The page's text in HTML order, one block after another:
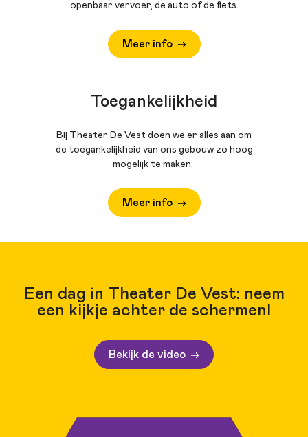
openbaar vervoer, de auto of de fiets.
Meer info
Toegankelijkheid
Bij Theater De Vest doen we er alles aan om
de toegankelijkheid van ons gebouw zo hoog
mogelijk te maken.
Meer info
Een dag in Theater De Vest: neem
een kijkje achter de schermen!
Bekijk de video